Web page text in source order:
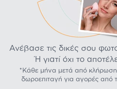
Ανέβασε τις δικές σου
Ή γιατί όχι το
*Κάθε μήνα μετά από κλήρωση
δωροεπιταγή για αγορές από